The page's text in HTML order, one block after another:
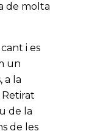
de molta
i es
un
a la
Retirat
de la
de les